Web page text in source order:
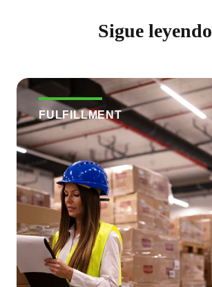
Sigue leyendo
FULFILLMENT